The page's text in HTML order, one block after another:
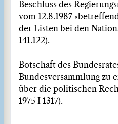
Beschluss des
vom 12.8.1987
der Listen bei den
141.122).
Botschaft des
Bundesversammlung zu
über die politischen
1975 I 1317).